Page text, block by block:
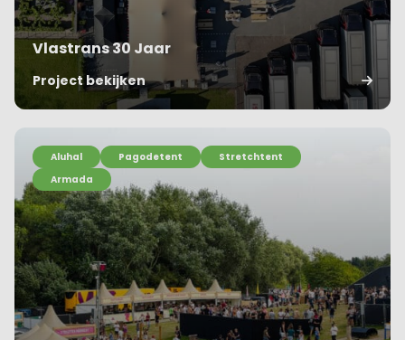
Vlastrans 30 Jaar
Project bekijken
Aluhal Pagodetent
Stretchtent
Armada